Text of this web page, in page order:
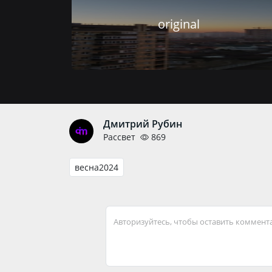
original
Дмитрий Рубин
Рассвет 869
весна2024
Авторизуйтесь, чтобы оставить